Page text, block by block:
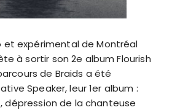
et expérimental de Montréal
à sortir son 2e album Flourish
de Braids a été
Speaker, leur 1er album :
dépression de la chanteuse